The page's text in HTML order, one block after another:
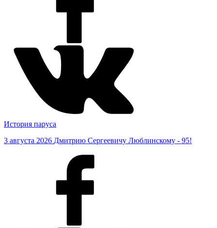
История паруса
3 августа 2026 Дмитрию Сергеевичу Люблинскому - 95!